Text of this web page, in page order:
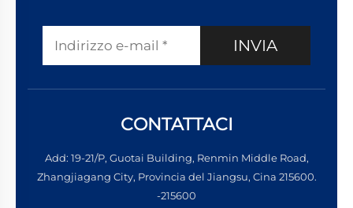
INVIA
CONTATTACI
Add: 19-21/P, Guotai Building, Renmin Middle Road,
Zhangjiagang City, Provincia del Jiangsu, Cina 215600.
-215600